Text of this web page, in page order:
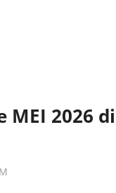
2026 di